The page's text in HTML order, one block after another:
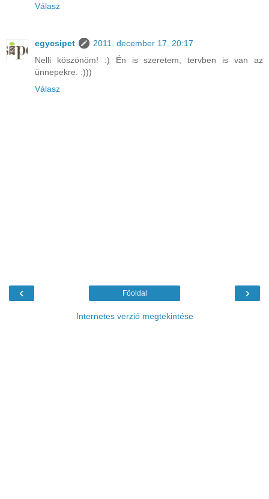
Válasz
egycsipet
2011. december 17. 20:17
Nelli köszönöm! :) Én is szeretem, tervben is van az
ünnepekre. :)))
Válasz
‹ ›
Főoldal
Internetes verzió megtekintése